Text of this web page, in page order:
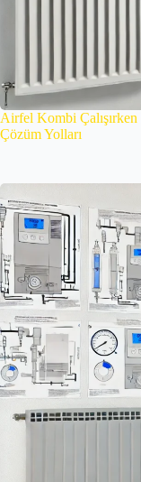
Airfel Kombi Çalışırken
Çözüm Yolları